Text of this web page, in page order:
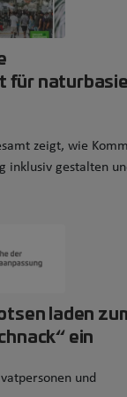
für
zeigt, wie
inklusiv gestalten
laden
ein
und